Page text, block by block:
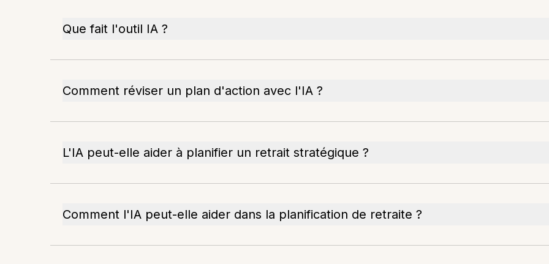
Que fait l'outil IA ?
Comment réviser un plan d'action avec l'IA ?
L'IA peut-elle aider à planifier un retrait stratégique ?
Comment l'IA peut-elle aider dans la planification de retraite ?